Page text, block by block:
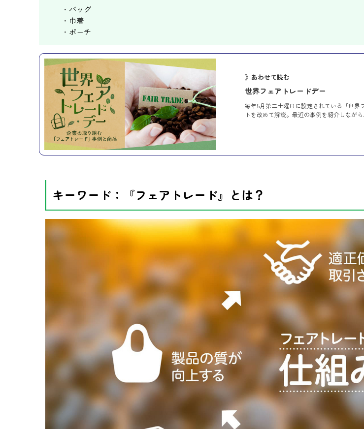
バッグ
巾着
ポーチ
》あわせて読む
世界フェアトレードデー
毎年5月第二土曜日に設定されている「世
トを改めて解説。最近の事例を紹介しなが
キーワード：『フェアトレード』とは？